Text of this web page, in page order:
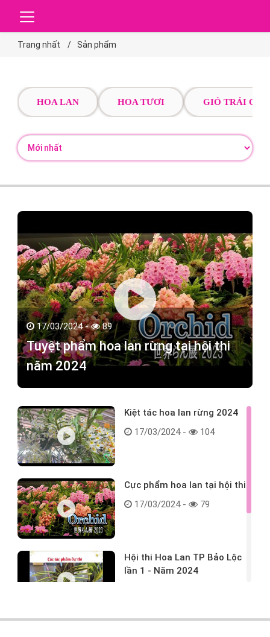
Trang nhất Sản phẩm
HOA LAN HOA TƯƠI GIỎ TRÁI CÂY
17/03/2024 - 89
Tuyệt phẩm hoa lan rừng tại hội thi
năm 2024
Kiệt tác hoa lan rừng 2024
17/03/2024 -
104
Cực phẩm hoa lan tại hội thi
17/03/2024 -
79
Hội thi Hoa Lan TP Bảo Lộc
lần 1 - Năm 2024